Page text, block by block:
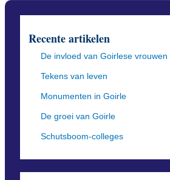
Recente artikelen
De invloed van Goirlese vrouwen
Tekens van leven
Monumenten in Goirle
De groei van Goirle
Schutsboom-colleges